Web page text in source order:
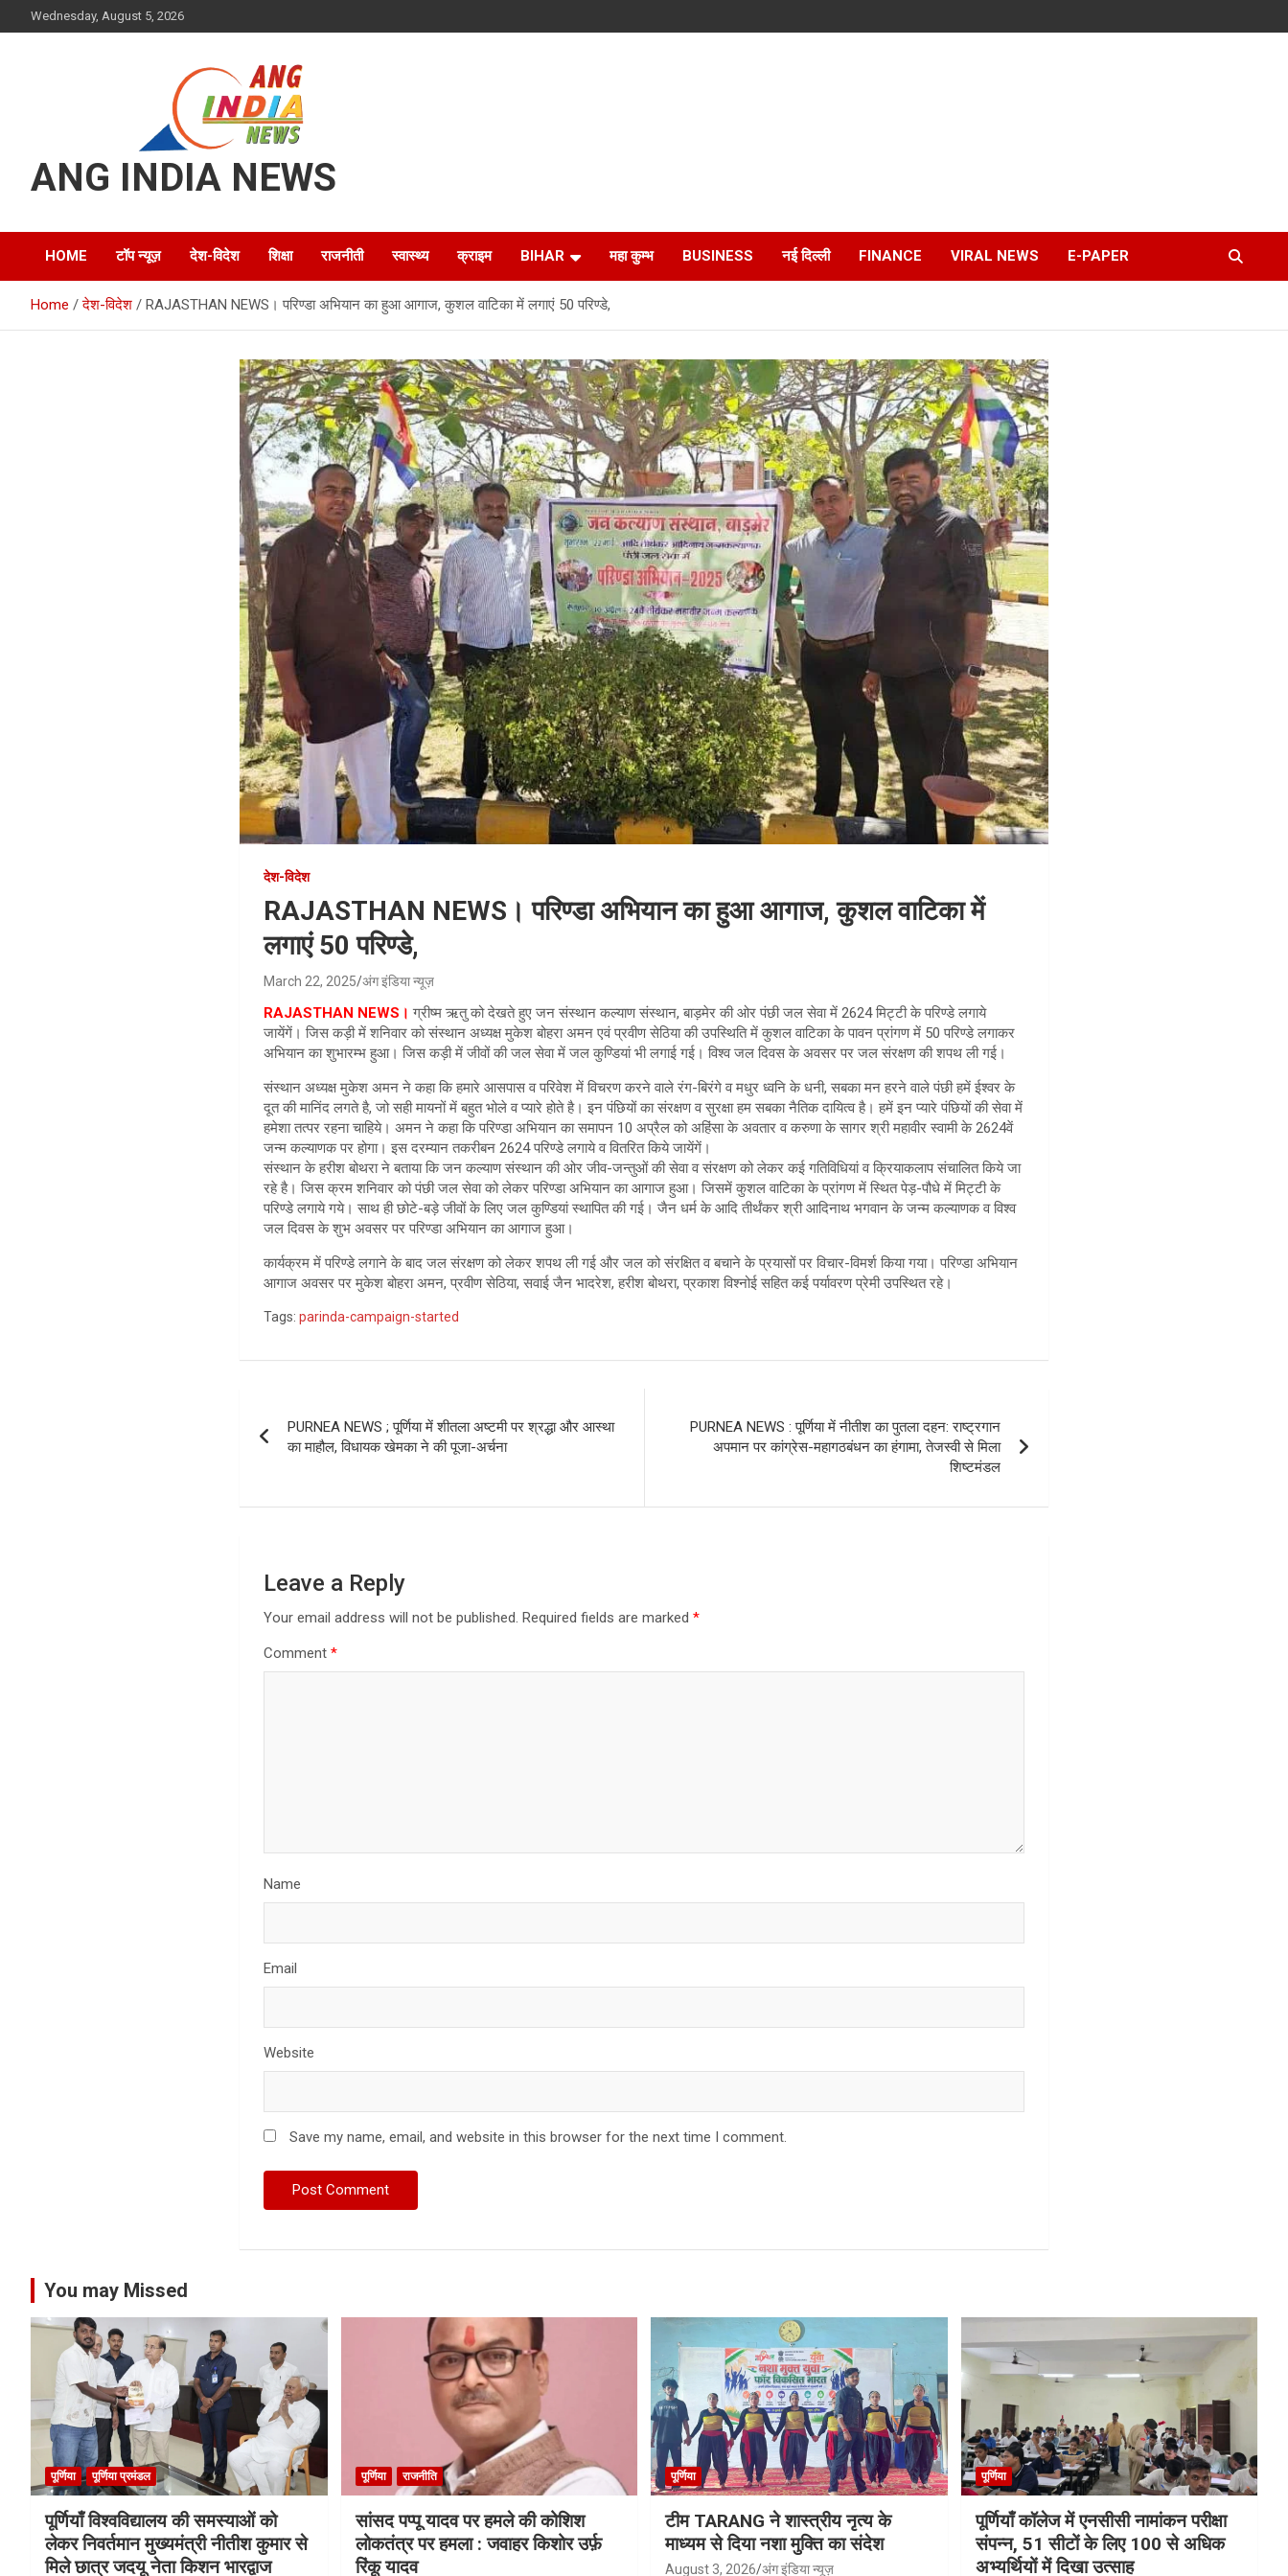
to
Wednesday, August 5, 2026
ANG INDIA NEWS
HOME टॉप न्यूज़ देश-विदेश शिक्षा राजनीती स्वास्थ्य क्राइम BIHAR महा कुम्भ BUSINESS नई दिल्ली FINANCE VIRAL NEWS E-PAPER
Home देश-विदेश RAJASTHAN NEWS। परिण्डा अभियान का हुआ आगाज, कुशल वाटिका में लगाएं 50 परिण्डे,
देश-विदेश
RAJASTHAN NEWS। परिण्डा अभियान का हुआ आगाज, कुशल वाटिका में
लगाएं 50 परिण्डे,
March 22, 2025 अंग इंडिया न्यूज़
RAJASTHAN NEWS। ग्रीष्म ऋतु को देखते हुए जन संस्थान कल्याण संस्थान, बाड़मेर की ओर पंछी जल सेवा में 2624 मिट्टी के परिण्डे लगाये
जायेंगें। जिस कड़ी में शनिवार को संस्थान अध्यक्ष मुकेश बोहरा अमन एवं प्रवीण सेठिया की उपस्थिति में कुशल वाटिका के पावन प्रांगण में 50 परिण्डे लगाकर
अभियान का शुभारम्भ हुआ। जिस कड़ी में जीवों की जल सेवा में जल कुण्डियां भी लगाई गई। विश्व जल दिवस के अवसर पर जल संरक्षण की शपथ ली गई।
संस्थान अध्यक्ष मुकेश अमन ने कहा कि हमारे आसपास व परिवेश में विचरण करने वाले रंग-बिरंगे व मधुर ध्वनि के धनी, सबका मन हरने वाले पंछी हमें ईश्वर के
दूत की मानिंद लगते है, जो सही मायनों में बहुत भोले व प्यारे होते है। इन पंछियों का संरक्षण व सुरक्षा हम सबका नैतिक दायित्व है। हमें इन प्यारे पंछियों की सेवा में
हमेशा तत्पर रहना चाहिये। अमन ने कहा कि परिण्डा अभियान का समापन 10 अप्रैल को अहिंसा के अवतार व करुणा के सागर श्री महावीर स्वामी के 2624वें
जन्म कल्याणक पर होगा। इस दरम्यान तकरीबन 2624 परिण्डे लगाये व वितरित किये जायेंगें।
संस्थान के हरीश बोथरा ने बताया कि जन कल्याण संस्थान की ओर जीव-जन्तुओं की सेवा व संरक्षण को लेकर कई गतिविधियां व क्रियाकलाप संचालित किये जा
रहे है। जिस क्रम शनिवार को पंछी जल सेवा को लेकर परिण्डा अभियान का आगाज हुआ। जिसमें कुशल वाटिका के प्रांगण में स्थित पेड़-पौधे में मिट्टी के
परिण्डे लगाये गये। साथ ही छोटे-बड़े जीवों के लिए जल कुण्डियां स्थापित की गई। जैन धर्म के आदि तीर्थंकर श्री आदिनाथ भगवान के जन्म कल्याणक व विश्व
जल दिवस के शुभ अवसर पर परिण्डा अभियान का आगाज हुआ।
कार्यक्रम में परिण्डे लगाने के बाद जल संरक्षण को लेकर शपथ ली गई और जल को संरक्षित व बचाने के प्रयासों पर विचार-विमर्श किया गया। परिण्डा अभियान
आगाज अवसर पर मुकेश बोहरा अमन, प्रवीण सेठिया, सवाई जैन भादरेश, हरीश बोथरा, प्रकाश विश्नोई सहित कई पर्यावरण प्रेमी उपस्थित रहे।
Tags: parinda-campaign-started
navigation
PURNEA NEWS ; पूर्णिया में शीतला अष्टमी पर श्रद्धा और आस्था
का माहौल, विधायक खेमका ने की पूजा-अर्चना
PURNEA NEWS : पूर्णिया में नीतीश का पुतला दहन: राष्ट्रगान
अपमान पर कांग्रेस-महागठबंधन का हंगामा, तेजस्वी से मिला
शिष्टमंडल
Leave a Reply
Your email address will not be published. Required fields are marked*
Comment*
Name
Email
Website
Save my name, email, and website in this browser for the next time I comment.
You may Missed
पूर्णिया पूर्णिया प्रमंडल
पूर्णियाँ विश्वविद्यालय की समस्याओं को
लेकर निवर्तमान मुख्यमंत्री नीतीश कुमार से
मिले छात्र जदयू नेता किशन भारद्वाज
पूर्णिया राजनीति
सांसद पप्पू यादव पर हमले की कोशिश
लोकतंत्र पर हमला : जवाहर किशोर उर्फ़
रिंकू यादव
पूर्णिया
टीम TARANG ने शास्त्रीय नृत्य के
माध्यम से दिया नशा मुक्ति का संदेश
August 3, 2026 अंग इंडिया न्यूज़
पूर्णिया
पूर्णियाँ कॉलेज में एनसीसी नामांकन परीक्षा
संपन्न, 51 सीटों के लिए 100 से अधिक
अभ्यर्थियों में दिखा उत्साह